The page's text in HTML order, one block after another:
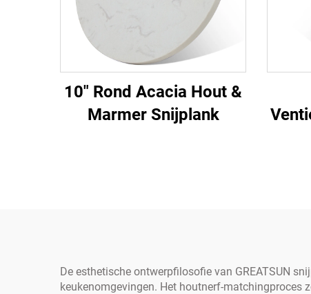
10" Rond Acacia Hout &
Marmer Snijplank
De esthetische ontwerpfilosofie van GREATSUN
keukenomgevingen. Het houtnerf-matchingproces